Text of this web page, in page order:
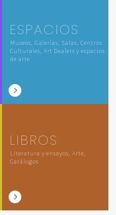
ESPACIOS
Museos, Galerías, Salas, Centros
Culturales, Art Dealers y espacios
de arte
LIBROS
Literatura y ensayos, Arte,
Catálogos